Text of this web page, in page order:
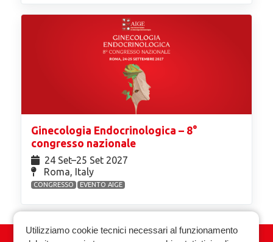
Ginecologia Endocrinologica – 8°
congresso nazionale
24 Set⁠–25 Set 2027
Roma, Italy
CONGRESSO EVENTO AIGE
Utilizziamo cookie tecnici necessari al funzionamento